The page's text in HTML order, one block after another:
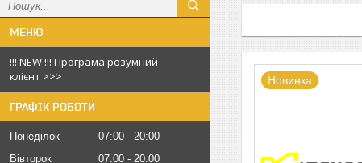
!!! NEW !!! Програма розумний
клієнт >>>
ГРАФІК РОБОТИ
Понеділок 07:00
20:00
Вівторок
07:00
20:00
Новинка